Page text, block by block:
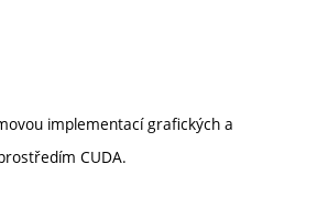
implementací grafických a
CUDA.